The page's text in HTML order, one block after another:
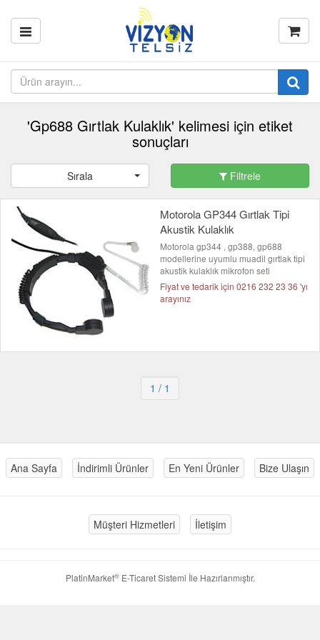
'Gp688 Gırtlak Kulaklık' kelimesi için etiket
sonuçları
Sırala Filtrele
Motorola GP344 Gırtlak Tipi
Akustik Kulaklık
Motorola gp344 , gp388, gp688
modellerine uyumlu muadil gırtlak tipi
akustik kulaklık mikrofon seti
Fiyat ve tedarik için 0216 232 23 36 'yı
arayınız
1 / 1
Ana Sayfa İndirimli Ürünler En Yeni Ürünler Bize Ulaşın
Müşteri Hizmetleri İletişim
PlatinMarket®E-Ticaret Sistemi İle Hazırlanmıştır.